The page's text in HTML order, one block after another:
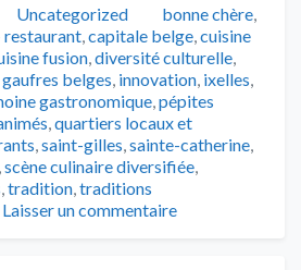
Catégories
Uncategorized Tags
bonne chère,
restaurant,capitale belge,cuisine
fusion,diversité culturelle,
gaufres belges, innovation, ixelles,
gastronomique,pépites
,quartiers locaux et
,saint-gilles,sainte-catherine,
,scène culinaire diversifiée,
,tradition,traditions
Laisser un commentaire